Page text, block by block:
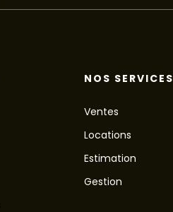
NOS SERVICES
Ventes
Locations
Estimation
Gestion